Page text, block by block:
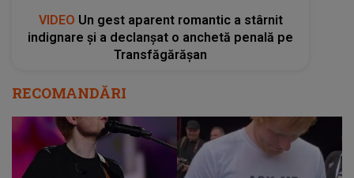
VIDEO Un gest aparent romantic a stârnit
indignare și a declanșat o anchetă penală pe
Transfăgărășan
RECOMANDĂRI